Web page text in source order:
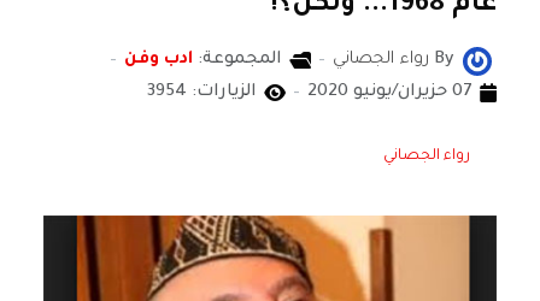
عام 1968... ولكـن؟!
By رواء الجصاني المجموعة: ادب وفن
07 حزيران/يونيو 2020
الزيارات: 3954
رواء الجصاني